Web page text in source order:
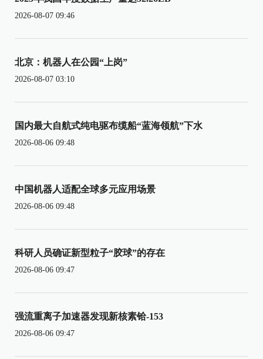
2026-08-07 09:46
北京：机器人在公园“上岗”
2026-08-07 03:10
国内最大自航式纯电驱布缆船“蓝海领航”下水
2026-08-06 09:48
中国机器人适配全球多元应用场景
2026-08-06 09:48
科研人员确证新型粒子“胶球”的存在
2026-08-06 09:47
强流重离子加速器发现新核素铪-153
2026-08-06 09:47